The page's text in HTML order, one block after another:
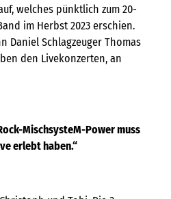
welches pünktlich zum 20-
im Herbst 2023 erschien.
Daniel Schlagzeuger Thomas
den Livekonzerten, an
MischsysteM-Power muss
erlebt haben.“